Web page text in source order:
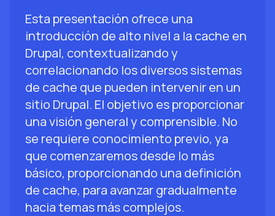
Esta presentación ofrece una
introducción de alto nivel a la cache en
Drupal, contextualizando y
correlacionando los diversos sistemas
de cache que pueden intervenir en un
sitio Drupal. El objetivo es proporcionar
una visión general y comprensible. No
se requiere conocimiento previo, ya
que comenzaremos desde lo más
básico, proporcionando una definición
de cache, para avanzar gradualmente
hacia temas más complejos.